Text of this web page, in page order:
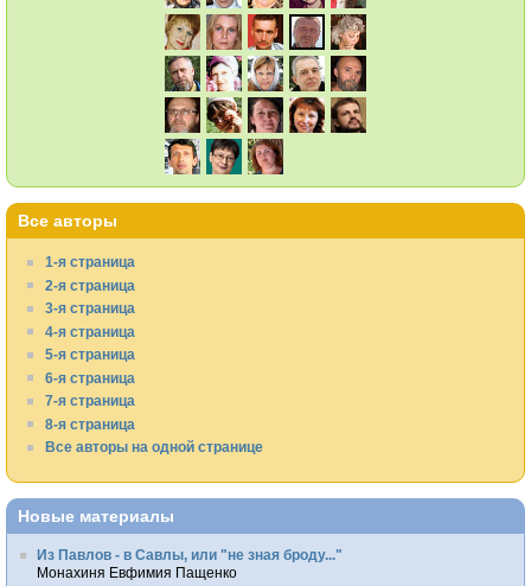
Все авторы
1-я страница
2-я страница
3-я страница
4-я страница
5-я страница
6-я страница
7-я страница
8-я страница
Все авторы на одной странице
Новые материалы
Из Павлов - в Савлы, или "не зная броду..."
Монахиня Евфимия Пащенко